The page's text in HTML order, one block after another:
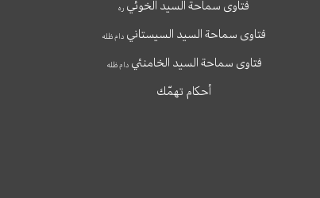
فتاوى سماحة السيد الخوئي ره
فتاوى سماحة السيد السيستاني دام ظله
فتاوى سماحة السيد الخامنئيدام ظله
أحكام تهمّك